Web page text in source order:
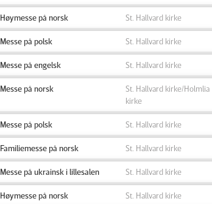
Høymesse på norsk St. Hallvard kirke
Messe på polsk St. Hallvard kirke
Messe på engelsk St. Hallvard kirke
Messe på norsk
St. Hallvard kirke/Holmlia
kirke
Messe på polsk St. Hallvard kirke
Familiemesse på norsk St. Hallvard kirke
Messe på ukrainsk i lillesalen St. Hallvard kirke
Høymesse på norsk St. Hallvard kirke